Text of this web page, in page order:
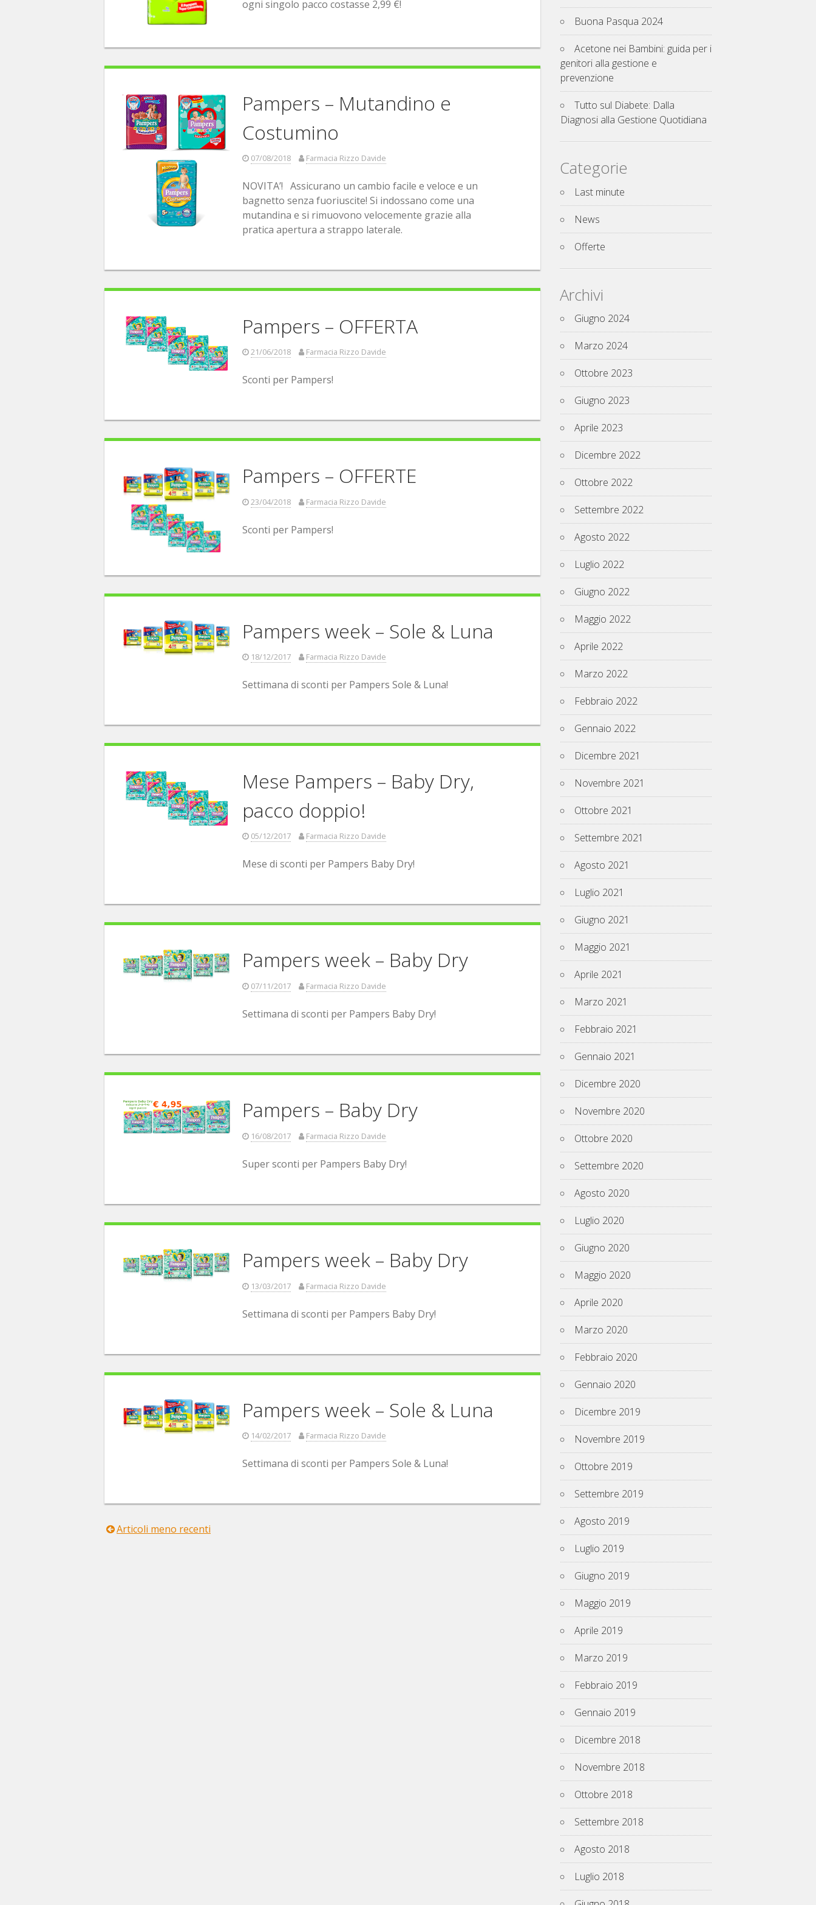
ogni singolo pacco costasse 2,99 €!
Pampers – Mutandino e
Costumino
07/08/2018 Farmacia Rizzo Davide
NOVITA’! Assicurano un cambio facile e veloce e un
bagnetto senza fuoriuscite! Si indossano come una
mutandina e si rimuovono velocemente grazie alla
pratica apertura a strappo laterale.
Pampers – OFFERTA
21/06/2018 Farmacia Rizzo Davide
Sconti per Pampers!
Pampers – OFFERTE
23/04/2018 Farmacia Rizzo Davide
Sconti per Pampers!
Pampers week – Sole & Luna
18/12/2017 Farmacia Rizzo Davide
Settimana di sconti per Pampers Sole & Luna!
Mese Pampers – Baby Dry,
pacco doppio!
05/12/2017 Farmacia Rizzo Davide
Mese di sconti per Pampers Baby Dry!
Pampers week – Baby Dry
07/11/2017 Farmacia Rizzo Davide
Settimana di sconti per Pampers Baby Dry!
Pampers – Baby Dry
16/08/2017 Farmacia Rizzo Davide
Super sconti per Pampers Baby Dry!
Pampers week – Baby Dry
13/03/2017 Farmacia Rizzo Davide
Settimana di sconti per Pampers Baby Dry!
Pampers week – Sole & Luna
14/02/2017 Farmacia Rizzo Davide
Settimana di sconti per Pampers Sole & Luna!
Navigazione
Articoli meno recenti
Buona Pasqua 2024
Acetone nei Bambini: guida per i
genitori alla gestione e
prevenzione
Tutto sul Diabete: Dalla
Diagnosi alla Gestione Quotidiana
Categorie
Last minute
News
Offerte
Archivi
Giugno 2024
Marzo 2024
Ottobre 2023
Giugno 2023
Aprile 2023
Dicembre 2022
Ottobre 2022
Settembre 2022
Agosto 2022
Luglio 2022
Giugno 2022
Maggio 2022
Aprile 2022
Marzo 2022
Febbraio 2022
Gennaio 2022
Dicembre 2021
Novembre 2021
Ottobre 2021
Settembre 2021
Agosto 2021
Luglio 2021
Giugno 2021
Maggio 2021
Aprile 2021
Marzo 2021
Febbraio 2021
Gennaio 2021
Dicembre 2020
Novembre 2020
Ottobre 2020
Settembre 2020
Agosto 2020
Luglio 2020
Giugno 2020
Maggio 2020
Aprile 2020
Marzo 2020
Febbraio 2020
Gennaio 2020
Dicembre 2019
Novembre 2019
Ottobre 2019
Settembre 2019
Agosto 2019
Luglio 2019
Giugno 2019
Maggio 2019
Aprile 2019
Marzo 2019
Febbraio 2019
Gennaio 2019
Dicembre 2018
Novembre 2018
Ottobre 2018
Settembre 2018
Agosto 2018
Luglio 2018